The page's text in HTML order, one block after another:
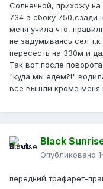
Солнечной, прихожу
734 а сбоку 750,сзади
меня учила что,
не задумываясь сел
пересесть на 330м и
Так вот после
"куда мы едем?!"
все вышли кроме меня
Black
Опубликовано
передний трафарет-